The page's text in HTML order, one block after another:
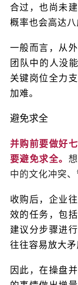
合过，也尚未
概率也会高达八
一般而言，从
团队中的人没
关键岗位全力
加难。
避免求全
并购前要做好
要避免求全。
中的文化冲突、
收购后，企业
效的任务，包
建议分步骤进
往往容易放大矛
因此，在操盘